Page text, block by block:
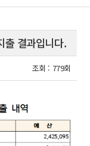
출 결과입니다.
조회 : 779회